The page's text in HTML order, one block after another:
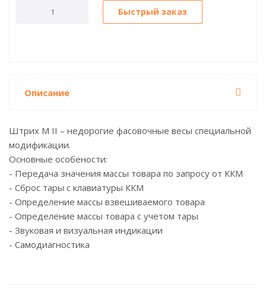
Быстрый заказ
Описание
Штрих М II – недорогие фасовочные весы специальной
модификации.
Основные особености:
- Передача значения массы товара по запросу от ККМ
- Сброс тары с клавиатуры ККМ
- Определение массы взвешиваемого товара
- Определение массы товара с учетом тары
- Звуковая и визуальная индикации
- Самодиагностика